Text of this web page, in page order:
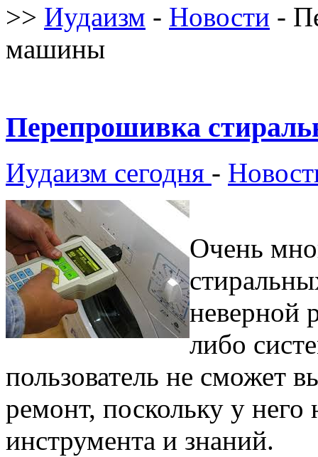
>> Иудаизм - Новости -
машины
Перепрошивка
Иудаизм сегодня -
Очень
неверной
либо
пользователь не сможет
ремонт, поскольку у него
инструмента и знаний.